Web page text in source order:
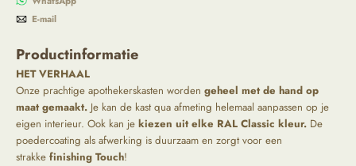
E-mail
Productinformatie
HET VERHAAL
Onze prachtige apothekerskasten worden geheel met de hand op
maat gemaakt. Je kan de kast qua afmeting helemaal aanpassen op je
eigen interieur. Ook kan je kiezen uit elke RAL Classic kleur. De
poedercoating als afwerking is duurzaam en zorgt voor een
strakke finishing Touch!